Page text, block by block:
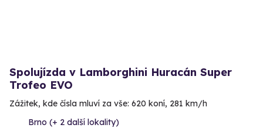
Spolujízda v Lamborghini Huracán Super
Trofeo EVO
Zážitek, kde čísla mluví za vše: 620 koní, 281 km/h
Brno (+ 2 další lokality)